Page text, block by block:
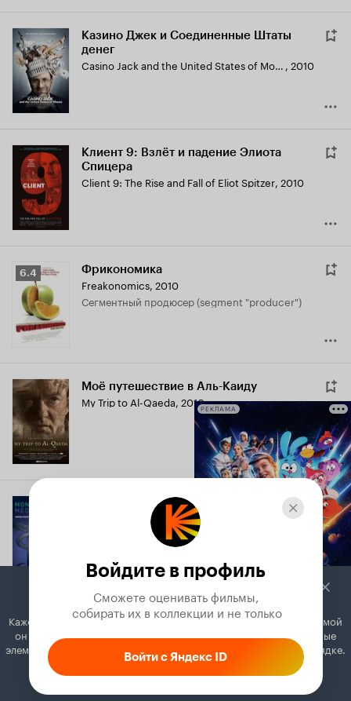
Казино Джек и Соединенные Штаты
денег
Casino Jack and the United States of Money , 2010
Клиент 9: Взлёт и падение Элиота
Спицера
Client 9: The Rise and Fall of Eliot Spitzer, 2010
Рейтинг
Кинопоиска
6.4
6.4 Фрикономика
Freakonomics, 2010
сегментный продюсер (segment "producer")
Моё путешествие в Аль-Каиду
My Trip to Al-Qaeda, 2010
Money Driven Medicine
Грязный бизнес
Dirty Business,Видео, 2009
РЕКЛАМА
Войдите в профиль
Сможете оценивать фильмы,
собирать их в коллекции и не только
Войти с Яндекс ID
Кажется, вы используете блокировщик рекламы. Вместе с рекламой
он может отключать постеры, папки с фильмами и другие важные
элементы. Добавьте Кинопоиск в исключения, и всё будет в порядке.
Как это сделать